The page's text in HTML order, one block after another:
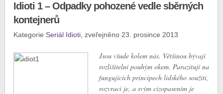
Idioti 1 – Odpadky pohozené vedle sběrných
kontejnerů
KategorieSeriál Idioti , zveřejněno 23. prosince 2013
Jsou všude kolem nás. Většinou bývají
rozlišitelní pouhým okem. Parazitují na
fungujících principech lidského soužití,
rozvrací je, a svým cizopasením je